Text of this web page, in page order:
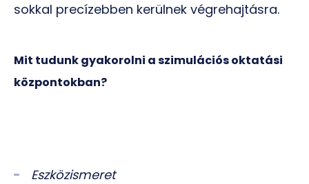
sokkal precízebben kerülnek végrehajtásra.
Mit tudunk gyakorolni a szimulációs oktatási
központokban?
Eszközismeret